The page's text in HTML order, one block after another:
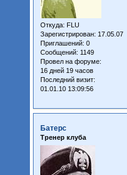
Откуда: FLU
Зарегистрирован: 17.05.07
Приглашений: 0
Сообщений: 1149
Провел на форуме:
16 дней 19 часов
Последний визит:
01.01.10 13:09:56
Батерс
Тренер клуба